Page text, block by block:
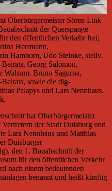
Oberbürgermeister Sören Link
der Querspange
den öffentlichen Verkehr frei;
Herrmann,
Hamborn, Udo Steinke, stellv.
Georg Salomon,
Walsum, Bruno Sagurna,
sowie die dig-
Palapys und Lars Nennhaus.
hat Oberbürgermeister
der Stadt Duisburg und
Lars Nennhaus und Matthias
Duisburger
den 1. Bauabschnitt der
für den öffentlichen Verkehr
nach einem bedeutenden
benannt und heißt künftig